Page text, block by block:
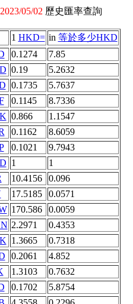
2023/05/02 歷史匯率查詢
1 HKD= in 等於多少HKD
0.1274
7.85
0.19
5.2632
0.1735
5.7637
0.1145
8.7336
0.866
1.1547
0.1162
8.6059
0.1021
9.7943
1
1
10.4156
0.096
17.5185
0.0571
170.586
0.0059
2.2971
0.4353
1.3665
0.7318
0.2061
4.852
1.3103
0.7632
0.1702
5.8754